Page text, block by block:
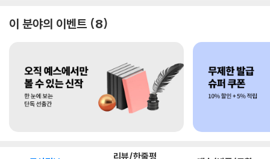
이 분야의 이벤트 8
리뷰/한줄평